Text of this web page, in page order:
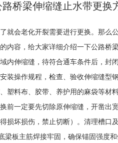
路桥梁伸缩缝止水带更换
会老化开裂需要进行更换。那么
内容，给大家详细介绍一下公路桥
伸缩缝，待符合通车条件后，封
装操作规程，检查、验收伸缩缝型
塑料布、胶带、养护用的麻袋等材料
一定要先切除原伸缩缝，开凿出宽
损坏损伤，禁止切断）。清理槽口
板主筋焊接牢固，确保锚固强度和